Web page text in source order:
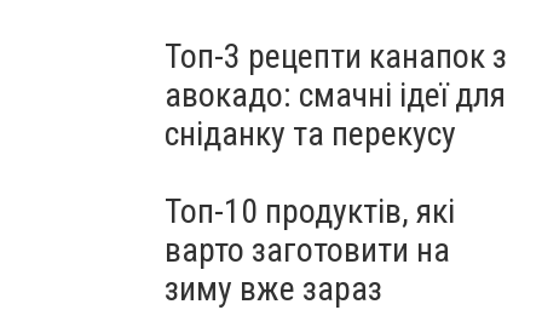
Топ-3 рецепти канапок з
авокадо: смачні ідеї для
сніданку та перекусу
Топ-10 продуктів, які
варто заготовити на
зиму вже зараз